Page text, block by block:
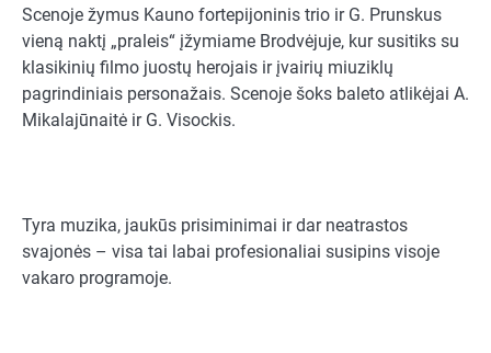
Scenoje žymus Kauno fortepijoninis trio ir G. Prunskus
vieną naktį „praleis“ įžymiame Brodvėjuje, kur susitiks su
klasikinių filmo juostų herojais ir įvairių miuziklų
pagrindiniais personažais. Scenoje šoks baleto atlikėjai A.
Mikalajūnaitė ir G. Visockis.
Tyra muzika, jaukūs prisiminimai ir dar neatrastos
svajonės – visa tai labai profesionaliai susipins visoje
vakaro programoje.